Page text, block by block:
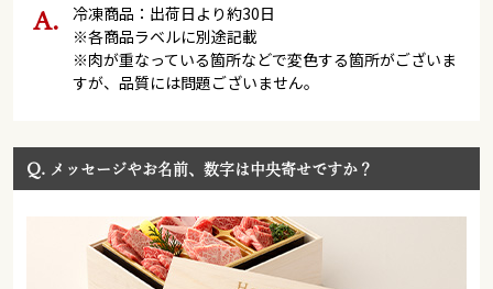
冷凍商品：出荷日より約30日
※各商品ラベルに別途記載
※肉が重なっている箇所などで変色する箇所がございま
すが、品質には問題ございません。
Q. メッセージやお名前、数字は中央寄せですか？